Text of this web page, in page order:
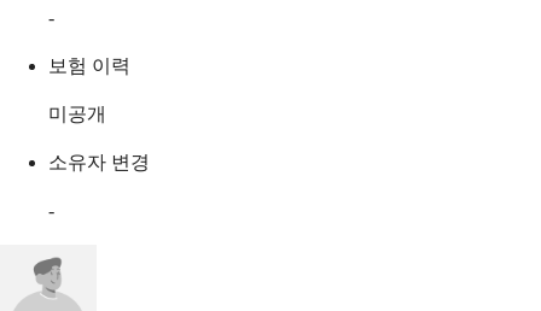
-
보험 이력
미공개
소유자 변경
-